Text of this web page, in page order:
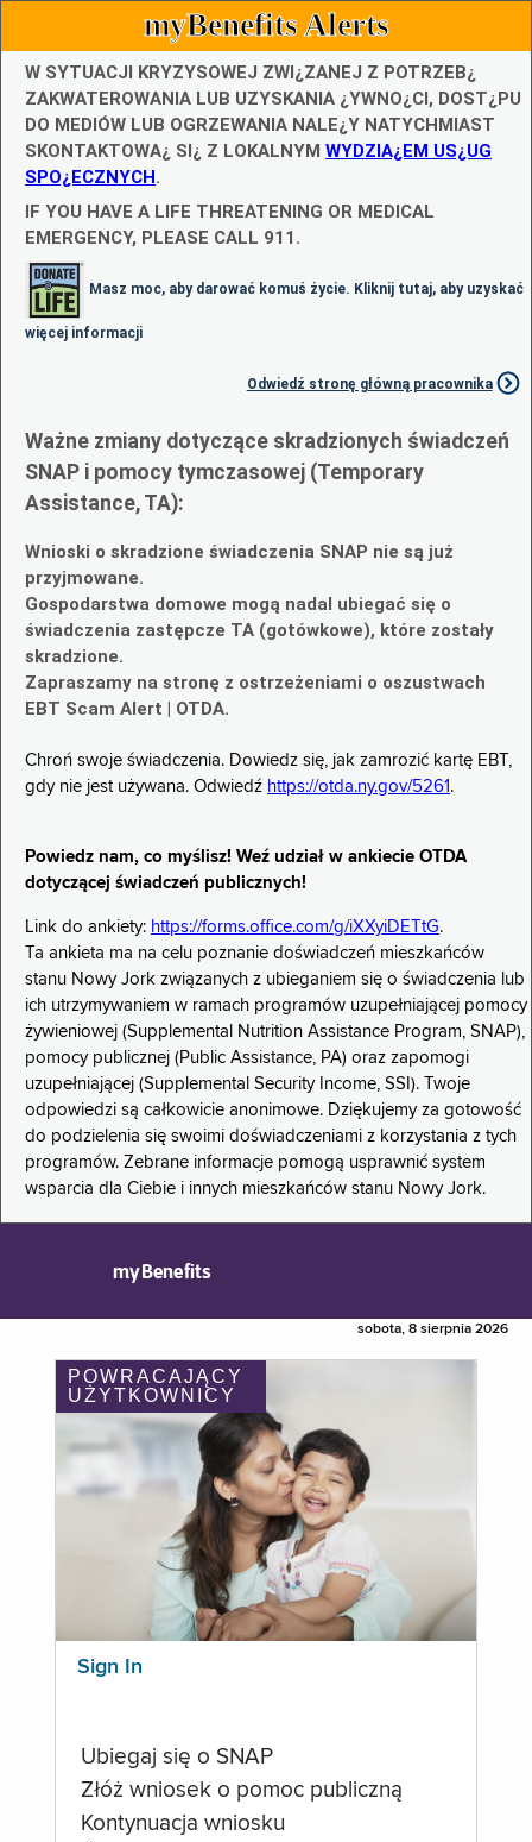
myBenefits Alerts
W SYTUACJI KRYZYSOWEJ ZWI¿ZANEJ Z POTRZEB¿
ZAKWATEROWANIA LUB UZYSKANIA ¿YWNO¿CI, DOST¿PU
DO MEDIÓW LUB OGRZEWANIA NALE¿Y NATYCHMIAST
SKONTAKTOWA¿ SI¿ Z LOKALNYM WYDZIA¿EM US¿UG
SPO¿ECZNYCH.
IF YOU HAVE A LIFE THREATENING OR MEDICAL
EMERGENCY, PLEASE CALL 911.
Masz moc, aby darować komuś życie. Kliknij tutaj, aby uzyskać
więcej informacji
Odwiedź stronę główną pracownika
Ważne zmiany dotyczące skradzionych świadczeń
SNAP i pomocy tymczasowej (Temporary
Assistance, TA):
Wnioski o skradzione świadczenia SNAP nie są już
przyjmowane.
Gospodarstwa domowe mogą nadal ubiegać się o
świadczenia zastępcze TA (gotówkowe), które zostały
skradzione.
Zapraszamy na stronę z ostrzeżeniami o oszustwach
EBT Scam Alert | OTDA.
Chroń swoje świadczenia. Dowiedz się, jak zamrozić kartę EBT,
gdy nie jest używana. Odwiedź https://otda.ny.gov/5261 .
Powiedz nam, co myślisz! Weź udział w ankiecie OTDA
dotyczącej świadczeń publicznych!
Link do ankiety: https://forms.office.com/g/iXXyiDETtG.
Ta ankieta ma na celu poznanie doświadczeń mieszkańców
stanu Nowy Jork związanych z ubieganiem się o świadczenia lub
ich utrzymywaniem w ramach programów uzupełniającej pomocy
żywieniowej (Supplemental Nutrition Assistance Program, SNAP),
pomocy publicznej (Public Assistance, PA) oraz zapomogi
uzupełniającej (Supplemental Security Income, SSI). Twoje
odpowiedzi są całkowicie anonimowe. Dziękujemy za gotowość
do podzielenia się swoimi doświadczeniami z korzystania z tych
programów. Zebrane informacje pomogą usprawnić system
wsparcia dla Ciebie i innych mieszkańców stanu Nowy Jork.
myBenefits
sobota, 8 sierpnia 2026
POWRACAJĄCY
UŻYTKOWNICY
Sign In
Ubiegaj się o SNAP
Złóż wniosek o pomoc publiczną
Kontynuacja wniosku